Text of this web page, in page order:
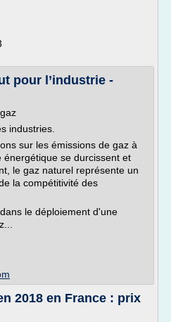
pour l’industrie -
industries.
sur les émissions de gaz à
se durcissent et
le gaz naturel représente un
la compétitivité des
le déploiement d'une
2018 en France : prix